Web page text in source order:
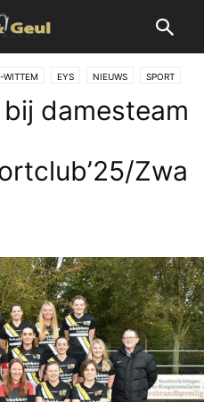
WITTEM EYS NIEUWS SPORT
damesteam
Zwa